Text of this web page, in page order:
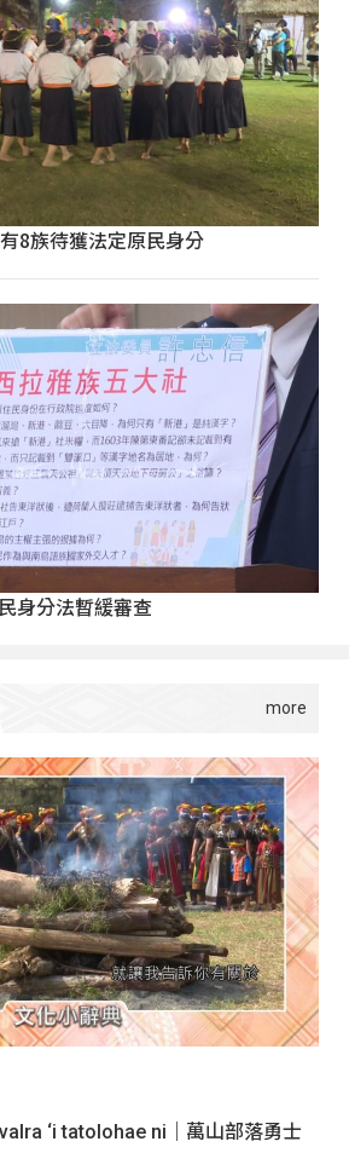
8族待獲法定原民身分
身分法暫緩審查
‘i tatolohae ni｜萬山部落勇士